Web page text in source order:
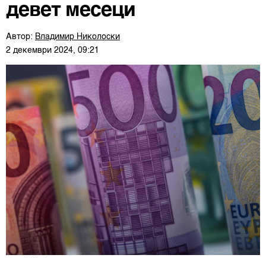
девет месеци
Автор: Владимир Николоски
2 декември 2024, 09:21